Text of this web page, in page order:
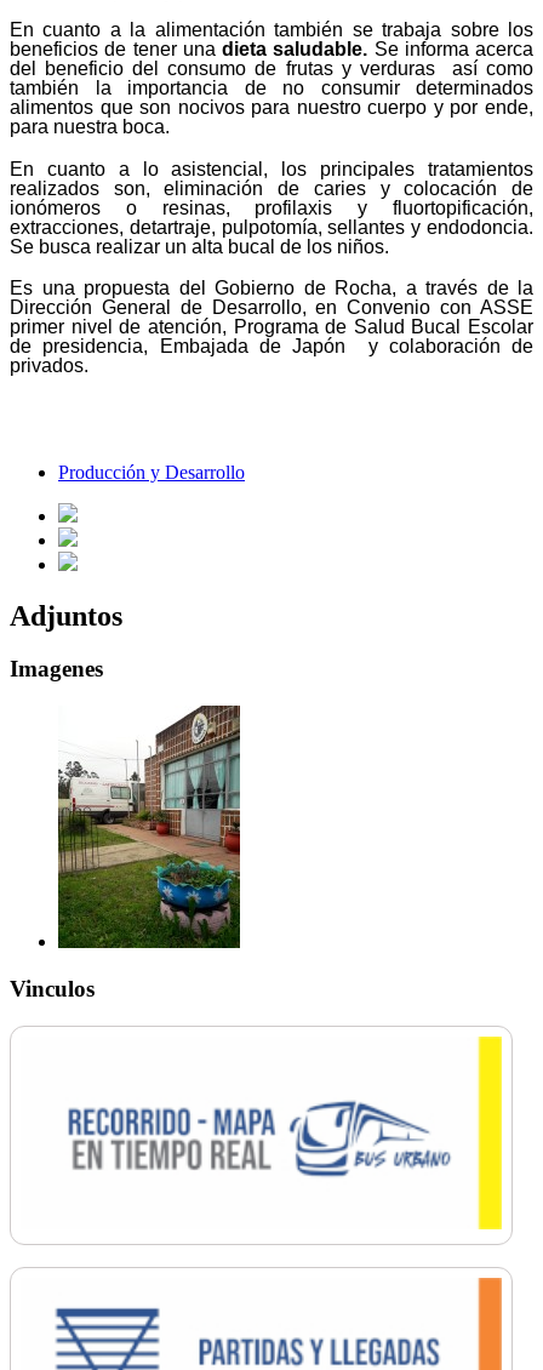
En cuanto a la alimentación también se trabaja sobre los
beneficios de tener una dieta saludable. Se informa acerca
del beneficio del consumo de frutas y verduras así como
también la importancia de no consumir determinados
alimentos que son nocivos para nuestro cuerpo y por ende,
para nuestra boca.
En cuanto a lo asistencial, los principales tratamientos
realizados son, eliminación de caries y colocación de
ionómeros o resinas, profilaxis y fluortopificación,
extracciones, detartraje, pulpotomía, sellantes y endodoncia.
Se busca realizar un alta bucal de los niños.
Es una propuesta del Gobierno de Rocha, a través de la
Dirección General de Desarrollo, en Convenio con ASSE
primer nivel de atención, Programa de Salud Bucal Escolar
de presidencia, Embajada de Japón y colaboración de
privados.
Producción y Desarrollo
Adjuntos
Imagenes
Vinculos